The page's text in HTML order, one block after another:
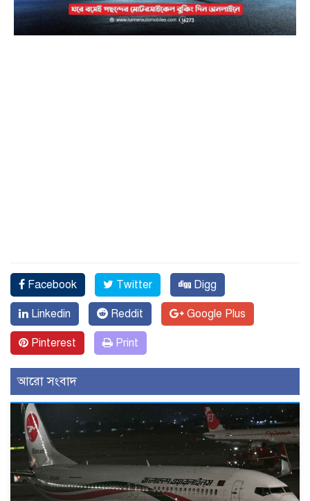
Facebook Twitter Digg
Linkedin Reddit Google Plus
Pinterest Print
আরো সংবাদ